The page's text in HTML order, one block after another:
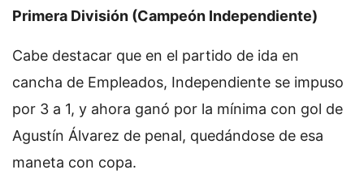
Primera División (Campeón Independiente)
Cabe destacar que en el partido de ida en
cancha de Empleados, Independiente se impuso
por 3 a 1, y ahora ganó por la mínima con gol de
Agustín Álvarez de penal, quedándose de esa
maneta con copa.